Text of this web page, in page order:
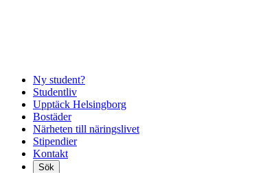
Ny student?
Studentliv
Upptäck Helsingborg
Bostäder
Närheten till näringslivet
Stipendier
Kontakt
Sök